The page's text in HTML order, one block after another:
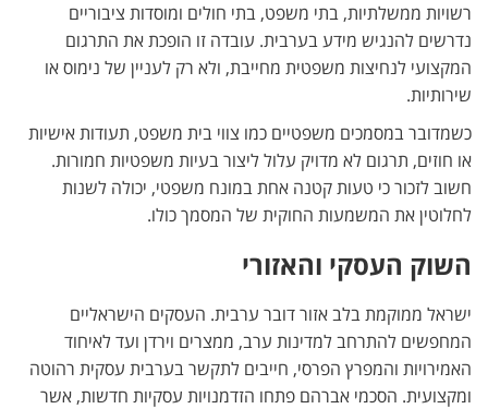
רשויות ממשלתיות, בתי משפט, בתי חולים ומוסדות ציבוריים
נדרשים להנגיש מידע בערבית. עובדה זו הופכת את התרגום
המקצועי לנחיצות משפטית מחייבת, ולא רק לעניין של נימוס או
שירותיות.
כשמדובר במסמכים משפטיים כמו צווי בית משפט, תעודות אישיות
או חוזים, תרגום לא מדויק עלול ליצור בעיות משפטיות חמורות.
חשוב לזכור כי טעות קטנה אחת במונח משפטי, יכולה לשנות
לחלוטין את המשמעות החוקית של המסמך כולו.
השוק העסקי והאזורי
ישראל ממוקמת בלב אזור דובר ערבית. העסקים הישראליים
המחפשים להתרחב למדינות ערב, ממצרים וירדן ועד לאיחוד
האמירויות והמפרץ הפרסי, חייבים לתקשר בערבית עסקית רהוטה
ומקצועית. הסכמי אברהם פתחו הזדמנויות עסקיות חדשות, אשר